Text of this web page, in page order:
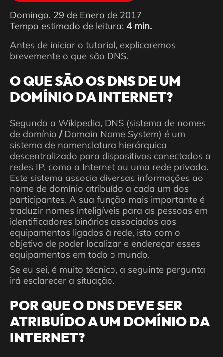
Domingo, 29 de Enero de 2017
Tempo estimado de leitura: 4 min.
Antes de iniciar o tutorial, explicaremos
brevemente o que são DNS.
O QUE SÃO OS DNS DE UM
DOMÍNIO DA INTERNET?
Segundo a Wikipedia, DNS (sistema de nomes
de domínio /Domain Name System) é um
sistema de nomenclatura hierárquica
descentralizado para dispositivos conectados a
redes IP, como a Internet ou uma rede privada.
Este sistema associa diversas informações ao
nome de domínio atribuído a cada um dos
participantes. A sua função mais importante é
traduzir nomes inteligíveis para as pessoas em
identificadores binários associados aos
equipamentos ligados à rede, isto com o
objetivo de poder localizar e endereçar esses
equipamentos em todo o mundo.
Se eu sei, é muito técnico, a seguinte pergunta
irá esclarecer a situação.
POR QUE O DNS DEVE SER
ATRIBUÍDO A UM DOMÍNIO DA
INTERNET?